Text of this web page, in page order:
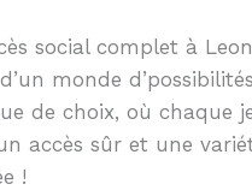
social complet à
monde
de choix, où chaque
accès sûr et une
!